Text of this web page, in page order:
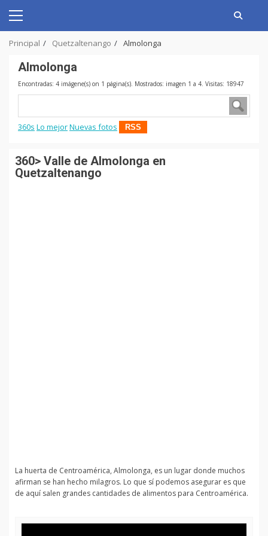
content
Primary
Principal Quetzaltenango Almolonga
Almolonga
Encontradas: 4 imágene(s) on 1 página(s). Mostrados: imagen 1 a 4. Visitas: 18947
360s Lo mejorNuevas fotos RSS
360> Valle de Almolonga en
Quetzaltenango
La huerta de Centroamérica, Almolonga, es un lugar donde muchos
afirman se han hecho milagros. Lo que sí podemos asegurar es que
de aquí salen grandes cantidades de alimentos para Centroamérica.